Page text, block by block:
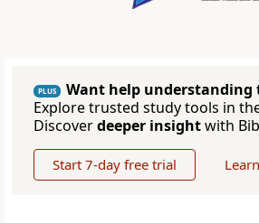
PLUS
Want help understanding
Explore trusted study tools in
Discoverdeeper insightwith
Start 7-day free trial